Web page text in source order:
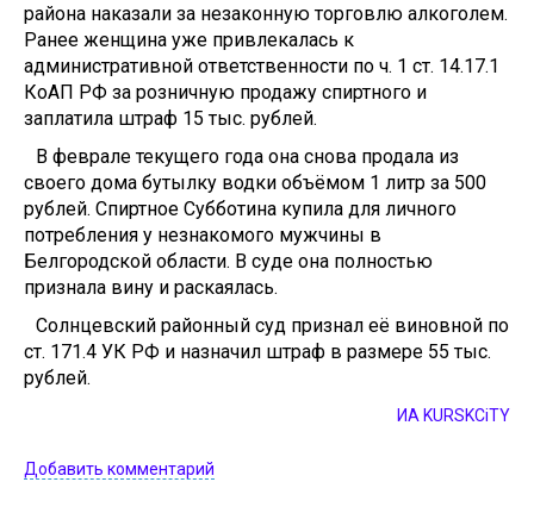
района наказали за незаконную торговлю алкоголем.
Ранее женщина уже привлекалась к
административной ответственности по ч. 1 ст. 14.17.1
КоАП РФ за розничную продажу спиртного и
заплатила штраф 15 тыс. рублей.
В феврале текущего года она снова продала из
своего дома бутылку водки объёмом 1 литр за 500
рублей. Спиртное Субботина купила для личного
потребления у незнакомого мужчины в
Белгородской области. В суде она полностью
признала вину и раскаялась.
Солнцевский районный суд признал её виновной по
ст. 171.4 УК РФ и назначил штраф в размере 55 тыс.
рублей.
ИА KURSKCiTY
Добавить комментарий